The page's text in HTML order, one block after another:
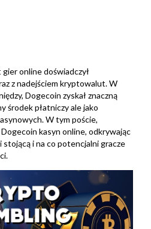
online doświadczył
z nadejściem kryptowalut. W
Dogecoin zyskał znaczną
środek płatniczy ale jako
W tym poście,
kasyn online, odkrywając
stojącą i na co potencjalni gracze